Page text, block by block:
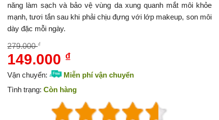
năng làm sạch và bảo vệ vùng da xung quanh mắt môi khỏe
mạnh, tươi tắn sau khi phải chịu đựng với lớp makeup, son môi
dày đặc mỗi ngày.
279.000₫
Giá
là:
279.000 ₫.
149.000 ₫
hiện
là:
149.000 ₫.
Vận chuyển:
Miễn phí vận chuyển
Tình trạng: Còn hàng